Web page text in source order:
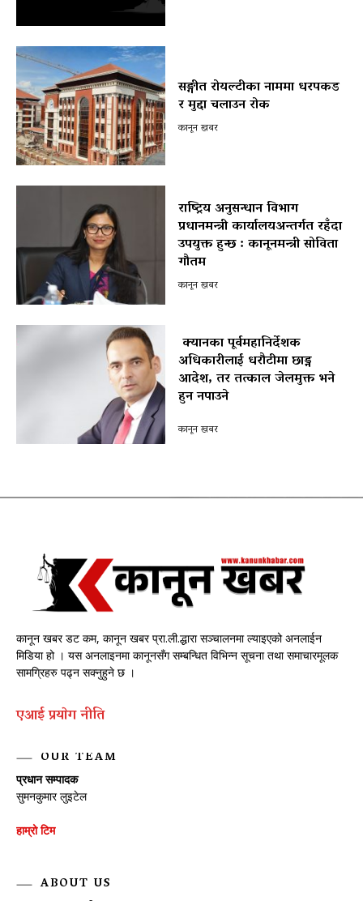
सङ्गीत रोयल्टीका नाममा धरपकड
र मुद्दा चलाउन रोक
कानून खबर
राष्ट्रिय अनुसन्धान विभाग
प्रधानमन्त्री कार्यालयअन्तर्गत रहँदा
उपयुक्त हुन्छ : कानूनमन्त्री सोविता
गौतम
कानून खबर
क्यानका पूर्वमहानिर्देशक
अधिकारीलाई धरौटीमा छाड्न
आदेश, तर तत्काल जेलमुक्त भने
हुन नपाउने
कानून खबर
कानून खबर डट कम, कानून खबर प्रा.ली.द्धारा सञ्चालनमा ल्याइएको अनलाईन
मिडिया हो । यस अनलाइनमा कानूनसँग सम्बन्धित विभिन्न सूचना तथा समाचारमूलक
सामग्रिहरु पढ्न सक्नुहुने छ ।
एआई प्रयाेग नीति
OUR TEAM
प्रधान सम्पादक
सुमनकुमार लुइटेल
हाम्रो टिम
ABOUT US